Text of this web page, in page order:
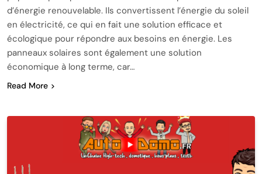
d’énergie renouvelable. Ils convertissent l’énergie du soleil
en électricité, ce qui en fait une solution efficace et
écologique pour répondre aux besoins en énergie. Les
panneaux solaires sont également une solution
économique à long terme, car…
Read More